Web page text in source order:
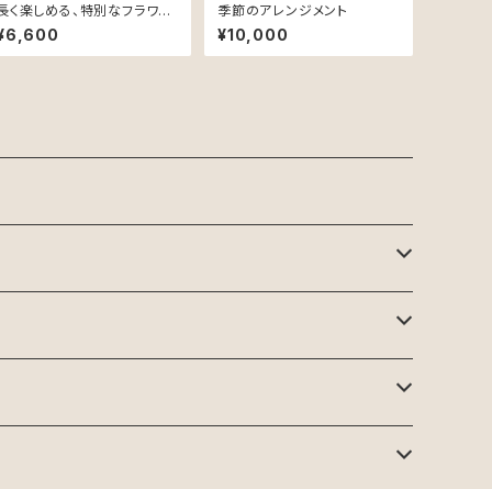
く楽しめる、特別なフラワー
フト。プリザーブドフラワー
レンジメントメント
季節のアレンジメント
¥10,000